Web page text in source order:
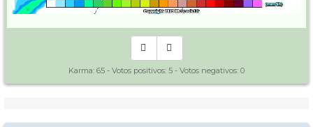
Karma: 65 - Votos positivos: 5 - Votos negativos: 0